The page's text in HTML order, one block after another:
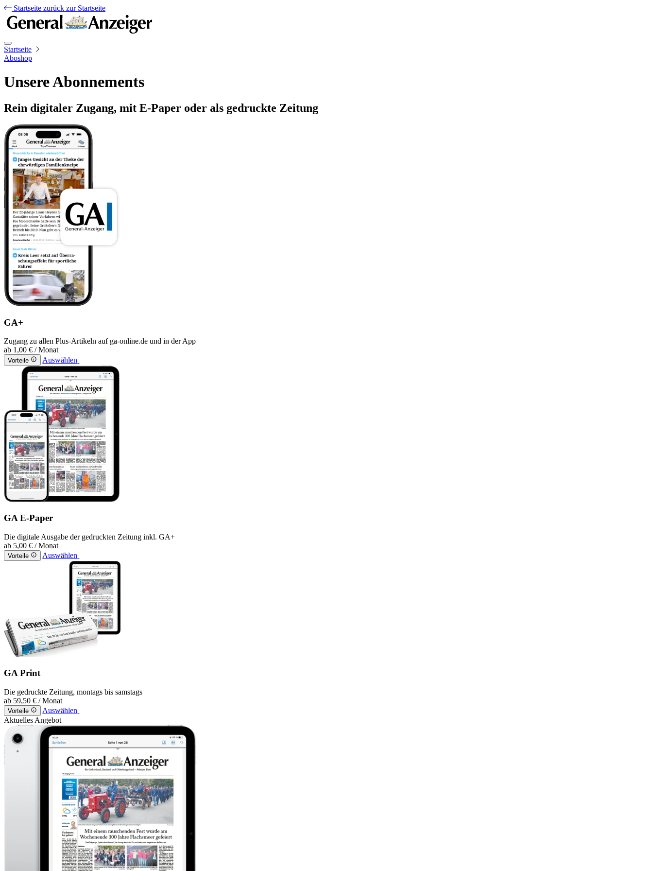
Startseite zurück zur Startseite
Startseite
Aboshop
Unsere Abonnements
Rein digitaler Zugang, mit E-Paper oder als gedruckte Zeitung
GA+
Zugang zu allen Plus-Artikeln auf ga-online.de und in der App
ab 1,00 € / Monat
Vorteile Auswählen
GA E-Paper
Die digitale Ausgabe der gedruckten Zeitung inkl. GA+
ab 5,00 € / Monat
Vorteile Auswählen
GA Print
Die gedruckte Zeitung, montags bis samstags
ab 59,50 € / Monat
Vorteile
Auswählen
Aktuelles Angebot